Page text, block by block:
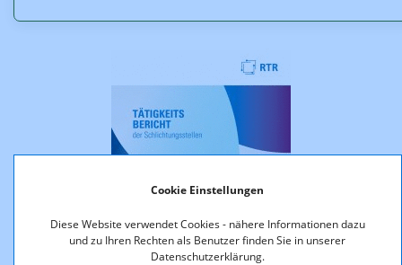
Cookie Einstellungen
Diese Website verwendet Cookies - nähere Informationen dazu
und zu Ihren Rechten als Benutzer finden Sie in unserer
Datenschutzerklärung.